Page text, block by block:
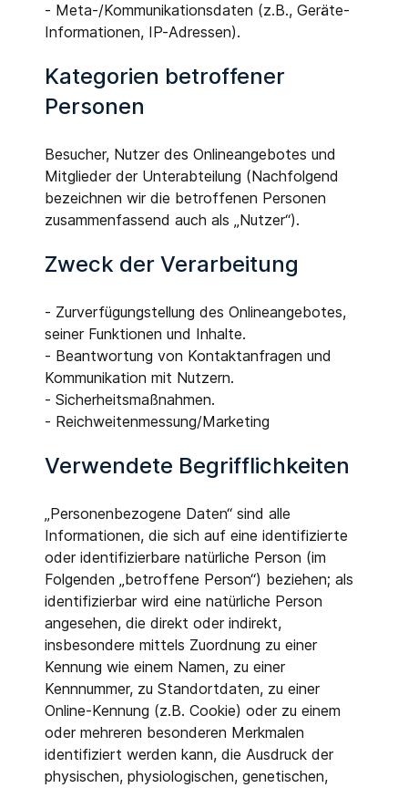
- Meta-/Kommunikationsdaten (z.B., Geräte-
Informationen, IP-Adressen).
Kategorien betroffener
Personen
Besucher, Nutzer des Onlineangebotes und
Mitglieder der Unterabteilung (Nachfolgend
bezeichnen wir die betroffenen Personen
zusammenfassend auch als „Nutzer“).
Zweck der Verarbeitung
- Zurverfügungstellung des Onlineangebotes,
seiner Funktionen und Inhalte.
- Beantwortung von Kontaktanfragen und
Kommunikation mit Nutzern.
- Sicherheitsmaßnahmen.
- Reichweitenmessung/Marketing
Verwendete Begrifflichkeiten
„Personenbezogene Daten“ sind alle
Informationen, die sich auf eine identifizierte
oder identifizierbare natürliche Person (im
Folgenden „betroffene Person“) beziehen; als
identifizierbar wird eine natürliche Person
angesehen, die direkt oder indirekt,
insbesondere mittels Zuordnung zu einer
Kennung wie einem Namen, zu einer
Kennnummer, zu Standortdaten, zu einer
Online-Kennung (z.B. Cookie) oder zu einem
oder mehreren besonderen Merkmalen
identifiziert werden kann, die Ausdruck der
physischen, physiologischen, genetischen,